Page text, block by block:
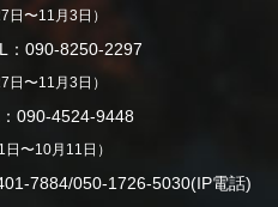
日〜11月3日）
090-8250-2297
日〜11月3日）
090-4524-9448
日〜10月11日）
7884/050-1726-5030(IP電話)